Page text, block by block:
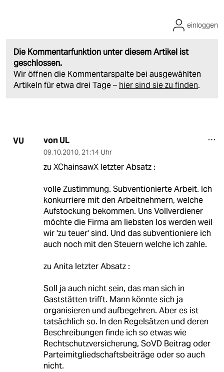
Die Kommentarfunktion unter diesem Artikel ist
geschlossen.
Wir öffnen die Kommentarspalte bei ausgewählten
Artikeln für etwa drei Tage – hier sind sie zu finden.
einloggen
VU von UL
09.10.2010, 21:14 Uhr
zu XChainsawX letzter Absatz :
volle Zustimmung. Subventionierte Arbeit. Ich
konkurriere mit den Arbeitnehmern, welche
Aufstockung bekommen. Uns Vollverdiener
möchte die Firma am liebsten los werden weil
wir 'zu teuer' sind. Und das subventioniere ich
auch noch mit den Steuern welche ich zahle.
zu Anita letzter Absatz :
Soll ja auch nicht sein, das man sich in
Gaststätten trifft. Mann könnte sich ja
organisieren und aufbegehren. Aber es ist
tatsächlich so. In den Regelsätzen und deren
Beschreibungen finde ich so etwas wie
Rechtschutzversicherung, SoVD Beitrag oder
Parteimitgliedschaftsbeiträge oder so auch
nicht.